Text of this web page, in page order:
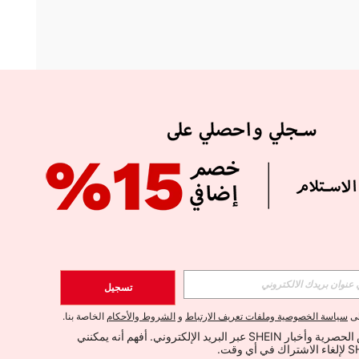
الإشتراك
اشتراك
تسجيل
سياسة الخصوصية وملفات تعريف الارتباط و الشروط والأحكام الخاصة بنا.
أود تلقي العروض الحصرية وأخبار SHEIN عبر البريد الإلكتروني. أفهم أنه يمكنني